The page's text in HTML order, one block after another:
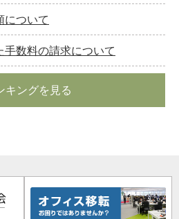
について
数料の請求について
キングを見る